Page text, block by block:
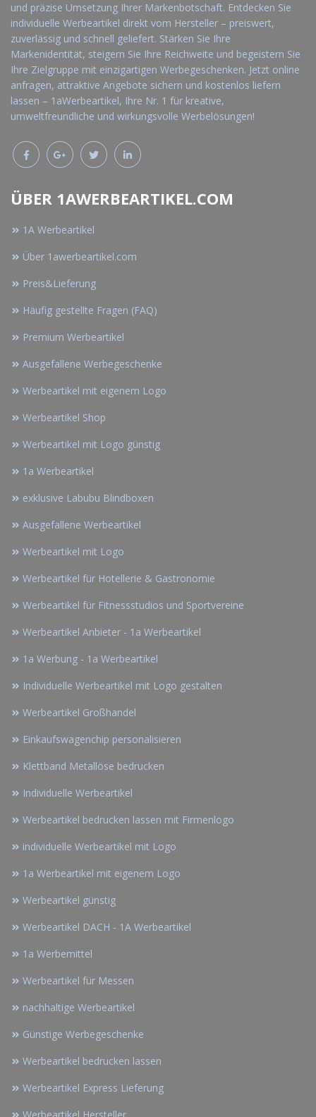
und präzise Umsetzung Ihrer Markenbotschaft. Entdecken Sie
individuelle Werbeartikel direkt vom Hersteller – preiswert,
zuverlässig und schnell geliefert. Stärken Sie Ihre
Markenidentität, steigern Sie Ihre Reichweite und begeistern Sie
Ihre Zielgruppe mit einzigartigen Werbegeschenken. Jetzt online
anfragen, attraktive Angebote sichern und kostenlos liefern
lassen – 1aWerbeartikel, Ihre Nr. 1 für kreative,
umweltfreundliche und wirkungsvolle Werbelösungen!
ÜBER 1AWERBEARTIKEL.COM
1A Werbeartikel
Über 1awerbeartikel.com
Preis&Lieferung
Häufig gestellte Fragen (FAQ)
Premium Werbeartikel
Ausgefallene Werbegeschenke
Werbeartikel mit eigenem Logo
Werbeartikel Shop
Werbeartikel mit Logo günstig
1a Werbeartikel
exklusive Labubu Blindboxen
Ausgefallene Werbeartikel
Werbeartikel mit Logo
Werbeartikel für Hotellerie & Gastronomie
Werbeartikel für Fitnessstudios und Sportvereine
Werbeartikel Anbieter - 1a Werbeartikel
1a Werbung - 1a Werbeartikel
Individuelle Werbeartikel mit Logo gestalten
Werbeartikel Großhandel
Einkaufswagenchip personalisieren
Klettband Metallöse bedrucken
Individuelle Werbeartikel
Werbeartikel bedrucken lassen mit Firmenlogo
individuelle Werbeartikel mit Logo
1a Werbeartikel mit eigenem Logo
Werbeartikel günstig
Werbeartikel DACH - 1A Werbeartikel
1a Werbemittel
Werbeartikel für Messen
nachhaltige Werbeartikel
Günstige Werbegeschenke
Werbeartikel bedrucken lassen
Werbeartikel Express Lieferung